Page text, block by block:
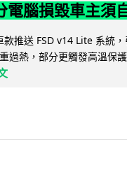
電腦損毀車主須
推送 FSD v14 Lite 系統
過熱，部分更觸發高溫保